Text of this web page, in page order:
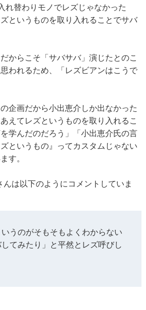
れ替わりモノでレズじゃなかった
というものを取り入れることでサバ
からこそ「サバサバ」演じたとのこ
われるため、「レズビアンはこうで
企画だから小出恵介しか出なかった
えてレズというものを取り入れるこ
学んだのだろう」「小出恵介氏の言
というもの』ってカスタムじゃない
す。
は以下のようにコメントしていま
うのがそもそもよくわからない
てみたり」と平然とレズ呼びし